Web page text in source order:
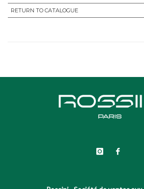
RETURN TO CATALOGUE